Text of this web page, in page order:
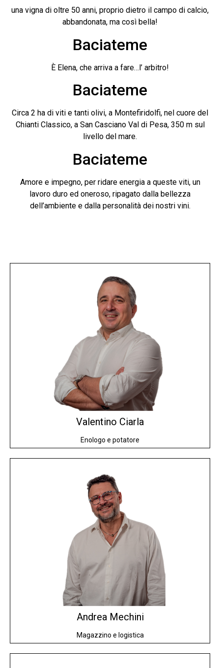
una vigna di oltre 50 anni, proprio dietro il campo di calcio,
abbandonata, ma così bella!
Baciateme
È Elena, che arriva a fare…l’ arbitro!
Baciateme
Circa 2 ha di viti e tanti olivi, a Montefiridolfi, nel cuore del
Chianti Classico, a San Casciano Val di Pesa, 350 m sul
livello del mare.
Baciateme
Amore e impegno, per ridare energia a queste viti, un
lavoro duro ed oneroso, ripagato dalla bellezza
dell’ambiente e dalla personalità dei nostri vini.
Valentino Ciarla
Enologo e potatore
AndreaMechini
Magazzino e logistica